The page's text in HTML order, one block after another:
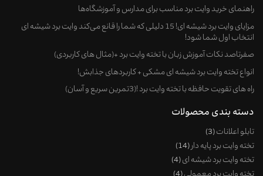
راهنمای خرید وایت‌ برد مناسب برای مدارس و آموزشگاه‌ها
مزایای وایت برد شیشه ای! 15 دلیلی که شما را قانع می‌کند وایت برد شیشه ای
انتخاب اول شما شود!
صفرتاصد نکات آموزش زبان با تخته وایت برد +(مثال های کاربردی)
انواع تخته وایت برد شیشه ای مشکی + کاربردهای جذابش!
راه های تقویت حافظه با تخته وایت برد !(3تمرین سریع و آسان)
دسته بندی محصولات
تابلو اعلانات 3
تخته وایت برد پایه دار 14
تخته وایت برد شیشه ای 4